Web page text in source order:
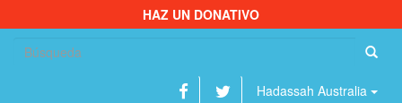
HAZ UN DONATIVO
Hadassah Australia